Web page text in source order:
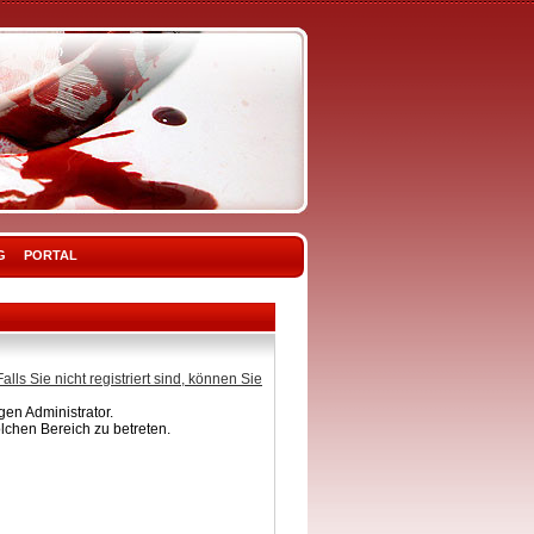
PORTAL
Sie nicht registriert sind, können Sie
Administrator.
Bereich zu betreten.